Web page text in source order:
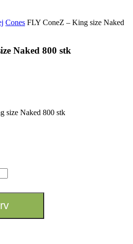
Cones FLY ConeZ – King size Naked
Naked 800 stk
size Naked 800 stk